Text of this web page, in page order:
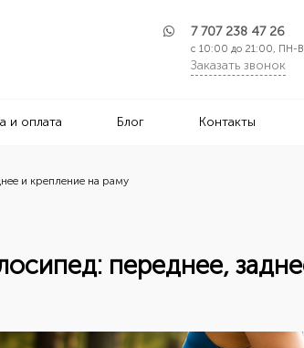
7 707 238 47 26
с 10:00 до 21:00, ПН-
Заказать звонок
и оплата Блог Контакты
и крепление на раму
переднее,